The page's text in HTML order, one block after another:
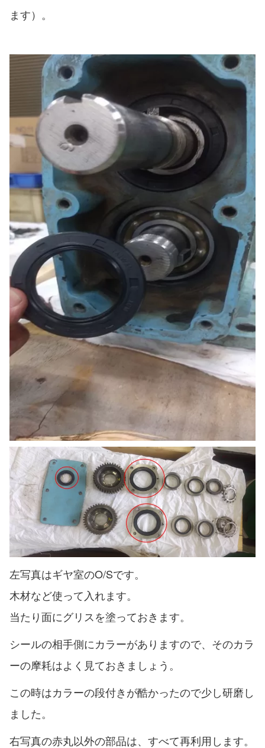
ます）。
左写真はギヤ室のO/Sです。
木材など使って入れます。
当たり面にグリスを塗っておきます。
シールの相手側にカラーがありますので、そのカラ
ーの摩耗はよく見ておきましょう。
この時はカラーの段付きが酷かったので少し研磨し
ました。
右写真の赤丸以外の部品は、すべて再利用します。